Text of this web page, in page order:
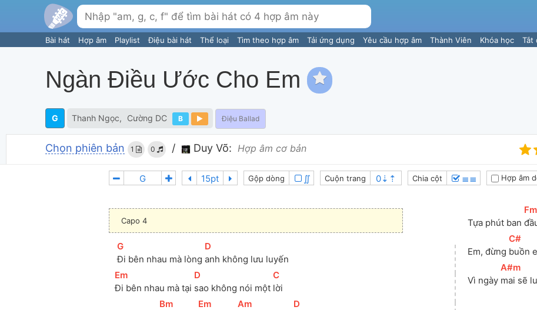
Bài hát Hợp âm Playlist Điệu bài hát Thể loại Tìm theo hợp âm Tải ứng dụng Yêu cầu hợp âm Thành Viên Khóa học Tắt
Ngàn Điều Ước Cho Em
G Thanh Ngọc Cường DC B Điệu Ballad
Chọn phiên bản 1 0 / Duy Võ: Hợp âm cơ bản
Gộp dòng ∬ Cuộn trang Chia cột ≣≣ Hợp âm
Capo 4
[
G
Đi bên nhau mà lòng
[D
anh không lưu luyến
[Em
Đi bên nhau mà tại
[D
sao không nói một
[
C
lời
[Bm [Em [
Am [D
Tựa phút ban
[Fm
Em, đừng
[
C#
buồn
Vì ngày
[
A#m
mai sẽ